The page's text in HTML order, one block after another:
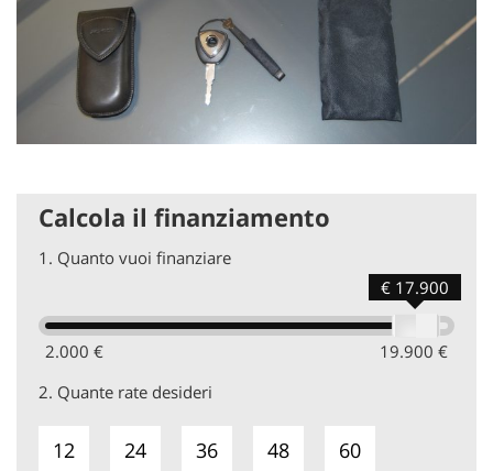
Calcola il finanziamento
1. Quanto vuoi finanziare
2.000 € 19.900 €
€ 17.900
2. Quante rate desideri
12 24 36 48 60